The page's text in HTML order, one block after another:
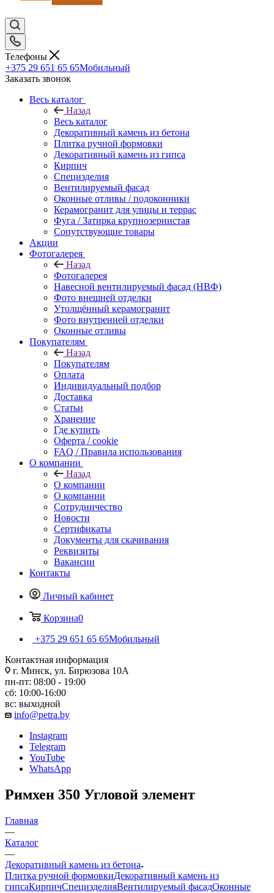
Телефоны
+375 29 651 65 65Мобильный
Заказать звонок
Весь каталог
Назад
Весь каталог
Декоративный камень из бетона
Плитка ручной формовки
Декоративный камень из гипса
Кирпич
Специзделия
Вентилируемый фасад
Оконные отливы / подоконники
Керамогранит для улицы и террас
Фуга / Затирка крупнозернистая
Сопутствующие товары
Акции
Фотогалерея
Назад
Фотогалерея
Навесной вентилируемый фасад (НВФ)
Фото внешней отделки
Утолщённый керамогранит
Фото внутренней отделки
Оконные отливы
Покупателям
Назад
Покупателям
Оплата
Индивидуальный подбор
Доставка
Статьи
Хранение
Где купить
Оферта / cookie
FAQ / Правила использования
О компании
Назад
О компании
О компании
Сотрудничество
Новости
Сертификаты
Документы для скачивания
Реквизиты
Вакансии
Контакты
Личный кабинет
Корзина0
+375 29 651 65 65Мобильный
Контактная информация
г. Минск, ул. Бирюзова 10А
пн-пт: 08:00 - 19:00
сб: 10:00-16:00
вс: выходной
info@petra.by
Instagram
Telegram
YouTube
WhatsApp
Римхен 350 Угловой элемент
Главная
—
Каталог
—
Декоративный камень из бетона
Плитка ручной формовкиДекоративный камень из
гипсаКирпичСпецизделияВентилируемый фасадОконные